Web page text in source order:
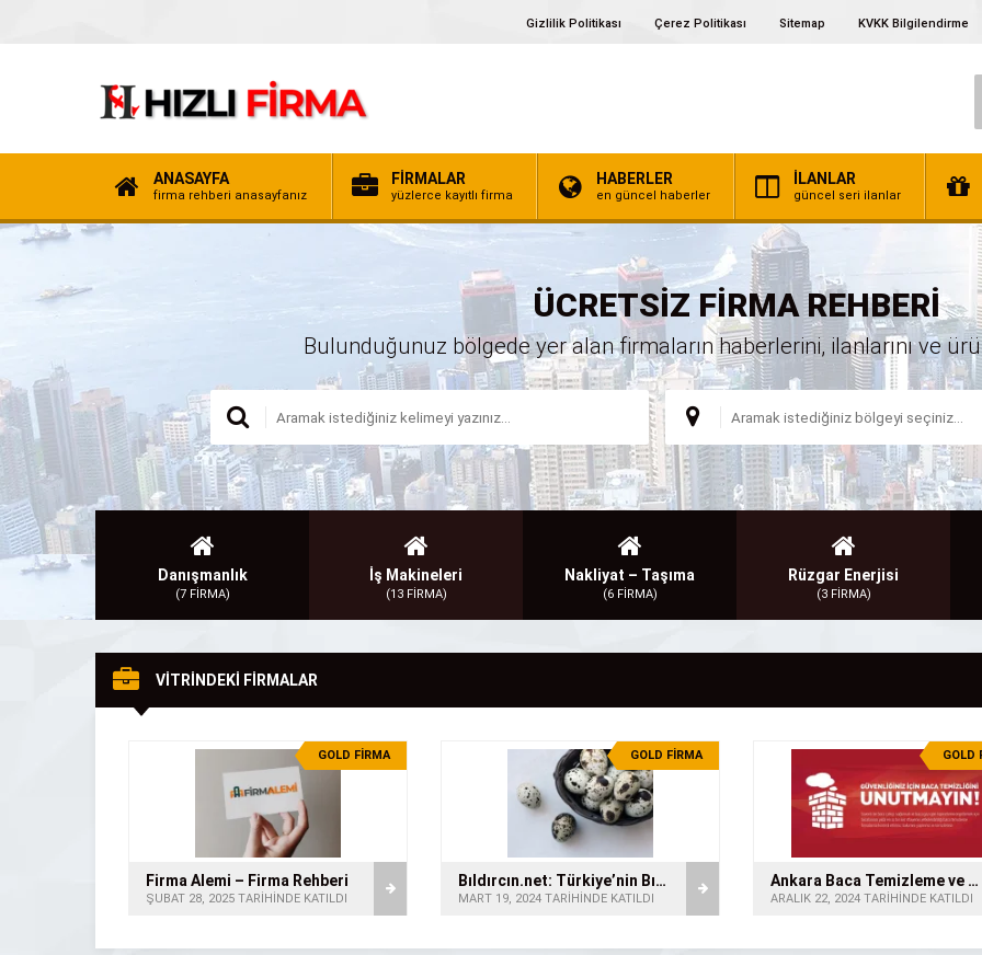
Gizlilik Politikası Çerez Politikası Sitemap KVKK Bilgilendirme
ANASAYFA
firma rehberi anasayfanız
FİRMALAR
yüzlerce kayıtlı firma
HABERLER
en güncel haberler
İLANLAR
güncel seri ilanlar
ÜCRETSİZ FİRMA REHBERİ
Bulunduğunuz bölgede yer alan firmaların haberlerini, ilanlarını ve
Danışmanlık
(7 FİRMA)
İş Makineleri
(13 FİRMA)
Nakliyat – Taşıma
(6 FİRMA)
Rüzgar Enerjisi
(3 FİRMA)
VİTRİNDEKİ FİRMALAR
GOLD FİRMA
Firma Alemi – Firma Rehberi
ŞUBAT 28, 2025 TARİHİNDE KATILDI
GOLD FİRMA
Bıldırcın.net: Türkiye’nin Bıldırcın Merkezi
MART 19, 2024 TARİHİNDE KATILDI
GOLD
Ankara Baca Temizleme ve Toztaş Baca Temizleme
ARALIK 22, 2024 TARİHİNDE KATILDI